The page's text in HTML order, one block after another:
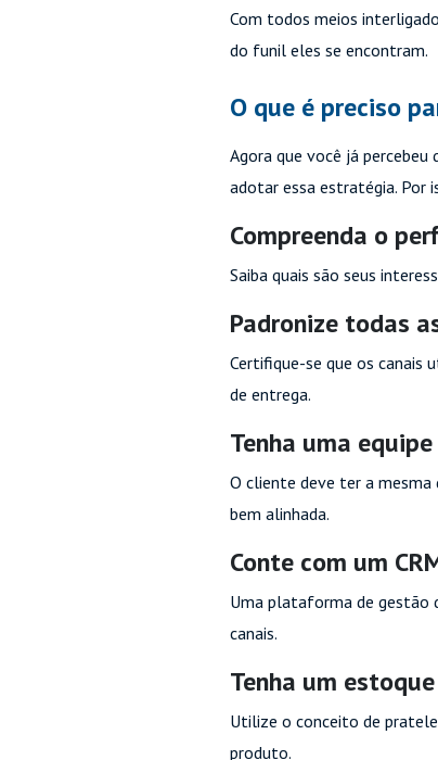
Com todos meios
do funil eles se encontram.
O que é preciso
Agora que você já percebeu
adotar essa estratégia. Por
Compreenda o
Saiba quais são seus
Padronize todas
Certifique-se que os canais
de entrega.
Tenha uma
O cliente deve ter a
bem alinhada.
Conte com um
Uma plataforma de gestão
canais.
Tenha um
Utilize o conceito de
produto.